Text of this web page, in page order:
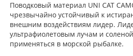
Поводковый материал UNI CAT
чрезвычайно устойчивый к
внешним воздействиям лидер.
ультрафиолетовым лучам и
применяться в морской рыбалке.